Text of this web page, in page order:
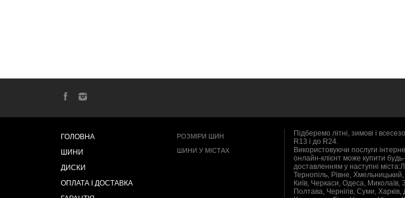
ГОЛОВНА
ШИНИ
ДИСКИ
ОПЛАТА І ДОСТАВКА
РОЗМІРИ ШИН
ШИНИ У МІСТАХ
Підберемо літні, зимові і
R13 і до R24.
Використовуючи послуги
онлайн-клієнт може купити
доставленням у наступні
Тернопіль, Рівне,
Київ, Черкаси, Одеса, Миколаїв,
Полтава, Чернігів, Суми,